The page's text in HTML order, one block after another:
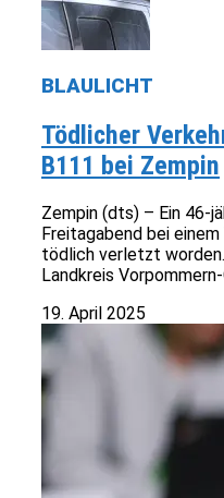
BLAULICHT
Tödlicher
B111 bei Zempin
Zempin (dts) – Ein 46-
Freitagabend bei
tödlich verletzt
Landkreis
19. April 2025